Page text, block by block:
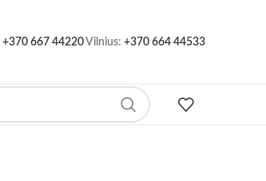
+370 667 44220Vilnius: +370 664 44533